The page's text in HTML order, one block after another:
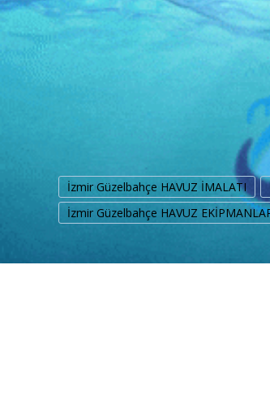
İzmir Güzelbahçe HAVUZ İMALATI
İzmir Güzelbahçe HAVUZ